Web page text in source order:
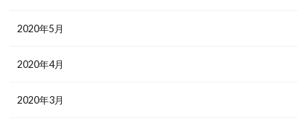
2020年5月
2020年4月
2020年3月